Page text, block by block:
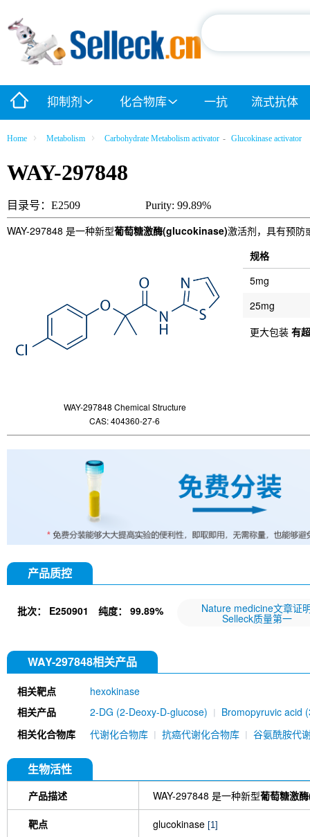
抑制剂 化合物库 一抗 流式抗体
Home Metabolism Carbohydrate Metabolism activator - Glucokinase activator
WAY-297848
目录号：E2509 Purity: 99.89%
WAY-297848 是一种新型葡萄糖激酶(glucokinase)激活剂，具有预防
WAY-297848 Chemical Structure
CAS: 404360-27-6
规格
5mg
25mg
更大包装 有
产品质控
批次： E250901 纯度： 99.89% Nature medicine文章证
Selleck质量第一
WAY-297848相关产品
相关靶点
hexokinase
相关产品
2-DG (2-Deoxy-D-glucose)
Bromopyruvic acid
相关化合物库 代谢化合物库 抗癌代谢化合物库 谷氨酰胺代
生物活性
产品描述 WAY-297848 是一种新型葡萄糖激
靶点 glucokinase [1]